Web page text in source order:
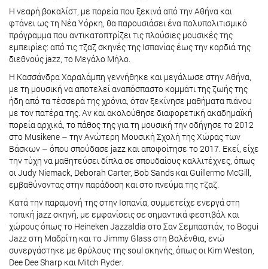
Η νεαρή βοκαλίστ, με πορεία που ξεκινά από την Αθήνα και
φτάνει ως τη Νέα Υόρκη, θα παρουσιάσει ένα πολυπολιτισμικό
πρόγραμμα που αντικατοπτρίζει τις πλούσιες μουσικές της
εμπειρίες: από τις τζαζ σκηνές της Ισπανίας έως την καρδιά της
διεθνούς jazz, το Μεγάλο Μήλο.
Η Κασσάνδρα Χαραλάμπη γεννήθηκε και μεγάλωσε στην Αθήνα,
με τη μουσική να αποτελεί αναπόσπαστο κομμάτι της ζωής της
ήδη από τα τέσσερά της χρόνια, όταν ξεκίνησε μαθήματα πιάνου
με τον πατέρα της. Αν και ακολούθησε διαφορετική ακαδημαϊκή
πορεία αρχικά, το πάθος της για τη μουσική την οδήγησε το 2012
στο Musikene – την Ανώτερη Μουσική Σχολή της Χώρας των
Βάσκων – όπου σπούδασε jazz και αποφοίτησε το 2017. Εκεί, είχε
την τύχη να μαθητεύσει δίπλα σε σπουδαίους καλλιτέχνες, όπως
οι Judy Niemack, Deborah Carter, Bob Sands και Guillermo McGill,
εμβαθύνοντας στην παράδοση και στο πνεύμα της τζαζ.
Κατά την παραμονή της στην Ισπανία, συμμετείχε ενεργά στη
τοπική jazz σκηνή, με εμφανίσεις σε σημαντικά φεστιβάλ και
χώρους όπως το Heineken Jazzaldia στο Σαν Σεμπαστιάν, το Bogui
Jazz στη Μαδρίτη και το Jimmy Glass στη Βαλένθια, ενώ
συνεργάστηκε με θρύλους της soul σκηνής, όπως οι Kim Weston,
Dee Dee Sharp και Mitch Ryder.